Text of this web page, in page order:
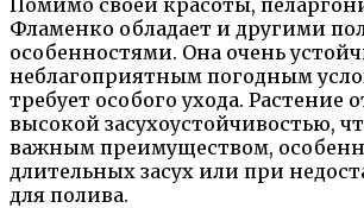
Фламенко обладает и другими
особенностями. Она очень
неблагоприятным погодным
требует особого ухода. Растение
высокой засухоустойчивостью,
важным преимуществом,
длительных засух или при
для полива.